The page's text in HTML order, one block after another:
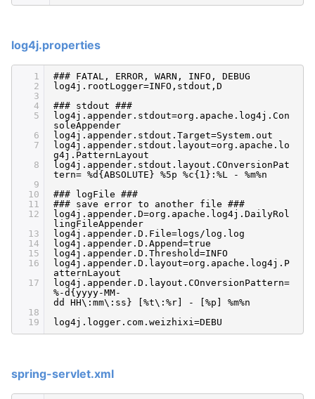
log4j.properties
1
2
3
4
5
6
7
8
9
10
11
12
13
14
15
16
17
18
19
### FATAL, ERROR, WARN, INFO, DEBUG
log4j.rootLogger=INFO,stdout,D
### stdout ###
log4j.appender.stdout=org.apache.log4j.Con
soleAppender
log4j.appender.stdout.Target=System.out
log4j.appender.stdout.layout=org.apache.lo
g4j.PatternLayout
log4j.appender.stdout.layout.COnversionPat
tern= %d{ABSOLUTE} %5p %c{1}:%L - %m%n
### logFile ###
### save error to another file ###
log4j.appender.D=org.apache.log4j.DailyRol
lingFileAppender
log4j.appender.D.File=logs/log.log
log4j.appender.D.Append=true
log4j.appender.D.Threshold=INFO
log4j.appender.D.layout=org.apache.log4j.P
atternLayout
log4j.appender.D.layout.COnversionPattern=
%-d{yyyy-MM-
dd HH\:mm\:ss} [%t\:%r] - [%p] %m%n
log4j.logger.com.weizhixi=DEBU
spring-servlet.xml